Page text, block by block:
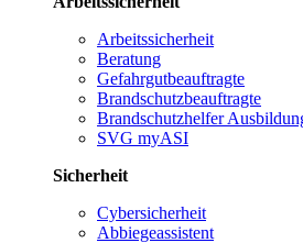
Arbeitssicherheit
Beratung
Gefahrgutbeauftragte
Brandschutzbeauftragte
Brandschutzhelfer
SVG myASI
Sicherheit
Cybersicherheit
Abbiegeassistent